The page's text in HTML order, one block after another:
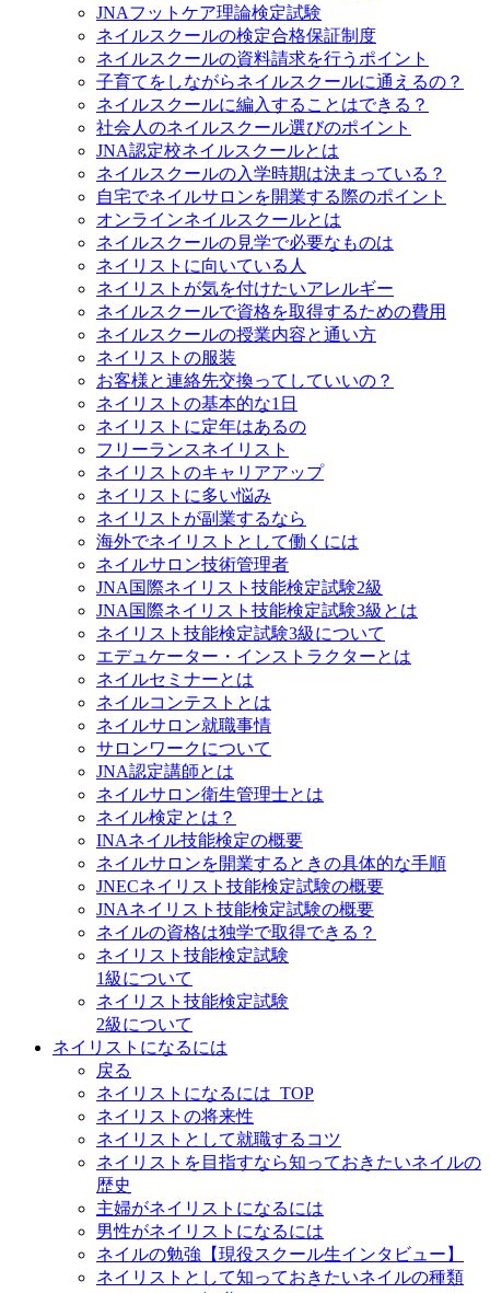
JNAフットケア理論検定試験
ネイルスクールの検定合格保証制度
ネイルスクールの資料請求を行うポイント
子育てをしながらネイルスクールに通えるの？
ネイルスクールに編入することはできる？
社会人のネイルスクール選びのポイント
JNA認定校ネイルスクールとは
ネイルスクールの入学時期は決まっている？
自宅でネイルサロンを開業する際のポイント
オンラインネイルスクールとは
ネイルスクールの見学で必要なものは
ネイリストに向いている人
ネイリストが気を付けたいアレルギー
ネイルスクールで資格を取得するための費用
ネイルスクールの授業内容と通い方
ネイリストの服装
お客様と連絡先交換ってしていいの？
ネイリストの基本的な1日
ネイリストに定年はあるの
フリーランスネイリスト
ネイリストのキャリアアップ
ネイリストに多い悩み
ネイリストが副業するなら
海外でネイリストとして働くには
ネイルサロン技術管理者
JNA国際ネイリスト技能検定試験2級
JNA国際ネイリスト技能検定試験3級とは
ネイリスト技能検定試験3級について
エデュケーター・インストラクターとは
ネイルセミナーとは
ネイルコンテストとは
ネイルサロン就職事情
サロンワークについて
JNA認定講師とは
ネイルサロン衛生管理士とは
ネイル検定とは？
INAネイル技能検定の概要
ネイルサロンを開業するときの具体的な手順
JNECネイリスト技能検定試験の概要
JNAネイリスト技能検定試験の概要
ネイルの資格は独学で取得できる？
ネイリスト技能検定試験
1級について
ネイリスト技能検定試験
2級について
ネイリストになるには
戻る
ネイリストになるには_TOP
ネイリストの将来性
ネイリストとして就職するコツ
ネイリストを目指すなら知っておきたいネイルの
歴史
主婦がネイリストになるには
男性がネイリストになるには
ネイルの勉強【現役スクール生インタビュー】
ネイリストとして知っておきたいネイルの種類